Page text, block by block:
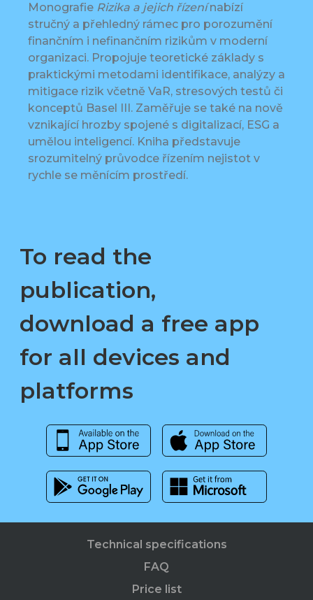
Monografie Rizika a jejich řízenínabízí
stručný a přehledný rámec pro porozumění
finančním i nefinančním rizikům v moderní
organizaci. Propojuje teoretické základy s
praktickými metodami identifikace, analýzy a
mitigace rizik včetně VaR, stresových testů či
konceptů Basel III. Zaměřuje se také na nově
vznikající hrozby spojené s digitalizací, ESG a
umělou inteligencí. Kniha představuje
srozumitelný průvodce řízením nejistot v
rychle se měnícím prostředí.
To read the
publication,
download a free app
for all devices and
platforms
Technical specifications
FAQ
Price list